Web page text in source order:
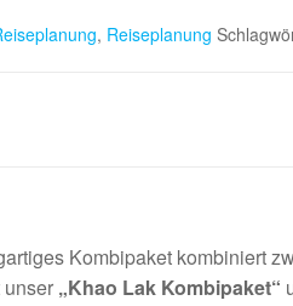
, Reiseplanung
Kombipaket kombiniert
„Khao Lak Kombipaket“